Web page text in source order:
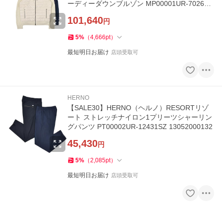
ーディーダウンブルゾン MP00001UR-70260 1
101,640円
5% （4,666pt）
最短明日お届け 店頭受取可
HERNO
【SALE30】HERNO（ヘルノ）RESORTリゾ
ート ストレッチナイロン1プリーツシャーリン
グパンツ PT00002UR-12431SZ 13052000132
45,430円
5% （2,085pt）
最短明日お届け 店頭受取可